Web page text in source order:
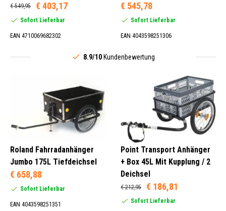
€ 549,95 € 403,17
Sofort Lieferbar
EAN 4710069682302
€ 545,78
Sofort Lieferbar
EAN 4043598251306
8.9/10Kundenbewertung
Roland Fahrradanhänger
Jumbo 175L Tiefdeichsel
€ 658,88
Sofort Lieferbar
EAN 4043598251351
Point Transport Anhänger
+ Box 45L Mit Kupplung / 2
Deichsel
€ 212,95 € 186,81
Sofort Lieferbar